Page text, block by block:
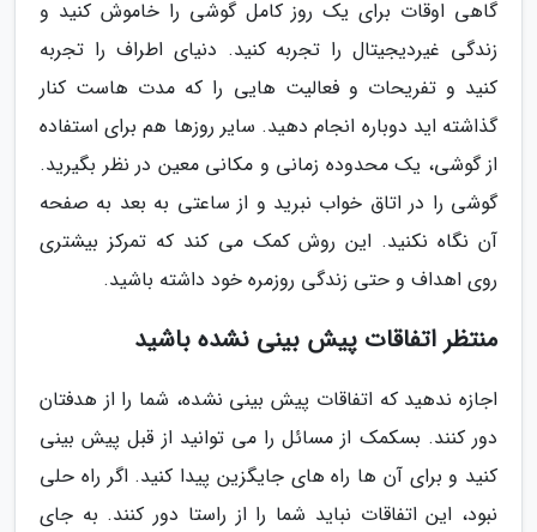
گاهی اوقات برای یک روز کامل گوشی را خاموش کنید و
زندگی غیردیجیتال را تجربه کنید. دنیای اطراف را تجربه
کنید و تفریحات و فعالیت هایی را که مدت هاست کنار
گذاشته اید دوباره انجام دهید. سایر روزها هم برای استفاده
از گوشی، یک محدوده زمانی و مکانی معین در نظر بگیرید.
گوشی را در اتاق خواب نبرید و از ساعتی به بعد به صفحه
آن نگاه نکنید. این روش کمک می کند که تمرکز بیشتری
روی اهداف و حتی زندگی روزمره خود داشته باشید.
منتظر اتفاقات پیش بینی نشده باشید
اجازه ندهید که اتفاقات پیش بینی نشده، شما را از هدفتان
دور کنند. بسکمک از مسائل را می توانید از قبل پیش بینی
کنید و برای آن ها راه های جایگزین پیدا کنید. اگر راه حلی
نبود، این اتفاقات نباید شما را از راستا دور کنند. به جای